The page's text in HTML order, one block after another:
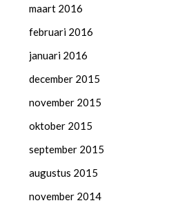
maart 2016
februari 2016
januari 2016
december 2015
november 2015
oktober 2015
september 2015
augustus 2015
november 2014